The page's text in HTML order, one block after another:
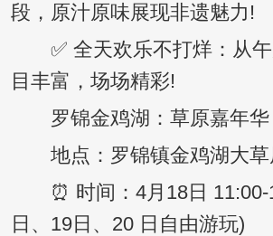
段，原汁原味展现非遗魅力!
✅ 全天欢乐不打烊：从午
目丰富，场场精彩!
罗锦金鸡湖：草原嘉年华
地点：罗锦镇金鸡湖大草
⏰ 时间：4月18日 11:00-
日、19日、20 日自由游玩)